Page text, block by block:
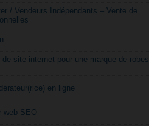
/ Vendeurs Indépendants – Vente de
site internet pour une marque de robes
en ligne
web SEO